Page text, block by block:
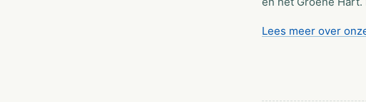
Lees meer over